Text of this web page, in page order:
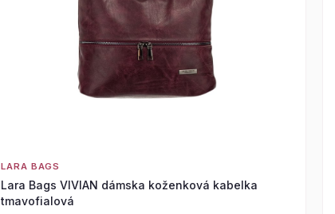
LARA BAGS
Lara Bags VIVIAN dámska koženková kabelka
tmavofialová